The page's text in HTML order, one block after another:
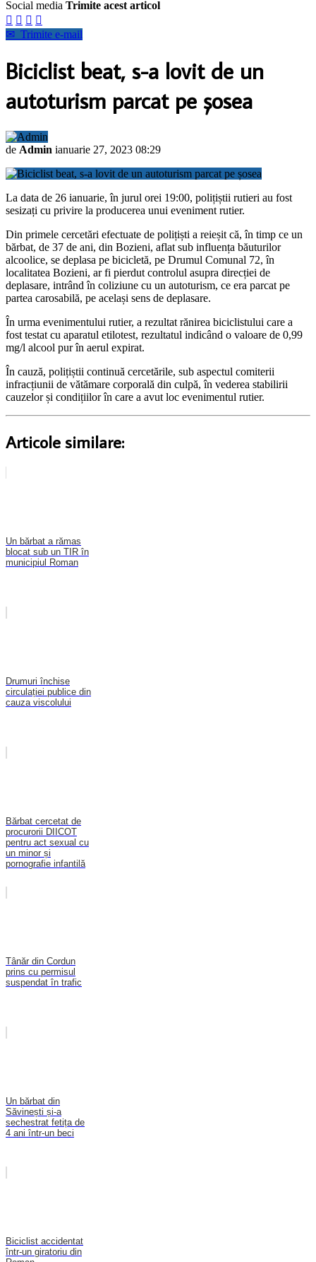
Social media Trimite acest articol
   
✉ Trimite e-mail
Biciclist beat, s-a lovit de un
autoturism parcat pe șosea
de Admin ianuarie 27, 2023 08:29
La data de 26 ianuarie, în jurul orei 19:00, polițiștii rutieri au fost
sesizați cu privire la producerea unui eveniment rutier.
Din primele cercetări efectuate de polițiști a reieșit că, în timp ce un
bărbat, de 37 de ani, din Bozieni, aflat sub influența băuturilor
alcoolice, se deplasa pe bicicletă, pe Drumul Comunal 72, în
localitatea Bozieni, ar fi pierdut controlul asupra direcției de
deplasare, intrând în coliziune cu un autoturism, ce era parcat pe
partea carosabilă, pe același sens de deplasare.
În urma evenimentului rutier, a rezultat rănirea biciclistului care a
fost testat cu aparatul etilotest, rezultatul indicând o valoare de 0,99
mg/l alcool pur în aerul expirat.
În cauză, polițiștii continuă cercetările, sub aspectul comiterii
infracțiunii de vătămare corporală din culpă, în vederea stabilirii
cauzelor și condițiilor în care a avut loc evenimentul rutier.
Articole similare:
Un bărbat a rămas
blocat sub un TIR în
municipiul Roman
Drumuri închise
circulației publice din
cauza viscolului
Bărbat cercetat de
procurorii DIICOT
pentru act sexual cu
un minor și
pornografie infantilă
Tânăr din Cordun
prins cu permisul
suspendat în trafic
Un bărbat din
Săvinești și-a
sechestrat fetița de
4 ani într-un beci
Biciclist accidentat
într-un giratoriu din